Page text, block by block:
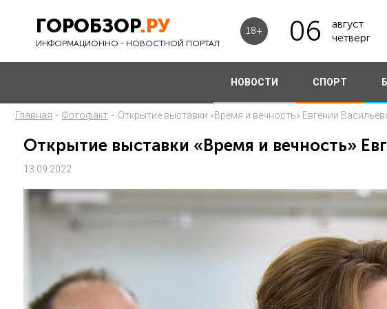
ГОРОБЗОР.РУ
ИНФОРМАЦИОННО - НОВОСТНОЙ ПОРТАЛ
18+ 06
август
четверг
НОВОСТИ СПОРТ
Главная - Фотофакт - Открытие выставки «Время и вечность» Евгении
Открытие выставки «Время и вечность»
13.09.2022